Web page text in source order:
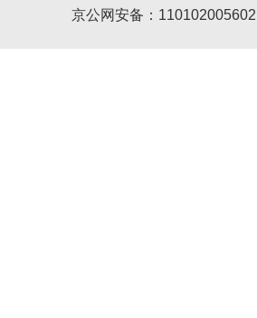
京公网安备：